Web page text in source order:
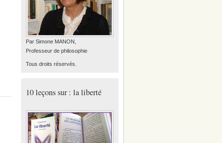
Par Simone MANON,
Professeur de philosophie
Tous droits réservés.
10 leçons sur : la liberté